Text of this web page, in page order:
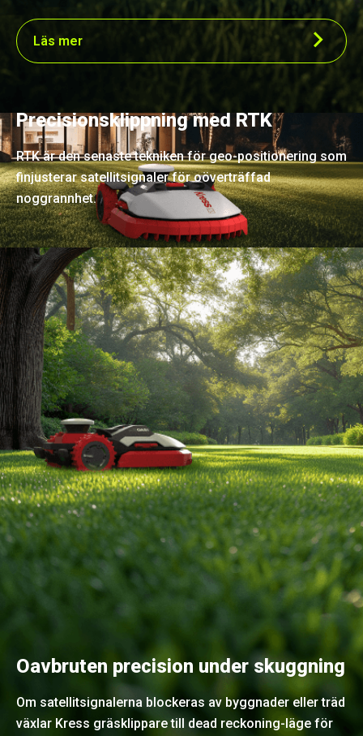
Läs mer
Precisionsklippning med RTK
RTK är den senaste tekniken för geo-positionering som
finjusterar satellitsignaler för oöverträffad
noggrannhet.
Oavbruten precision under skuggning
Om satellitsignalerna blockeras av byggnader eller träd
växlar Kress gräsklippare till dead reckoning-läge för